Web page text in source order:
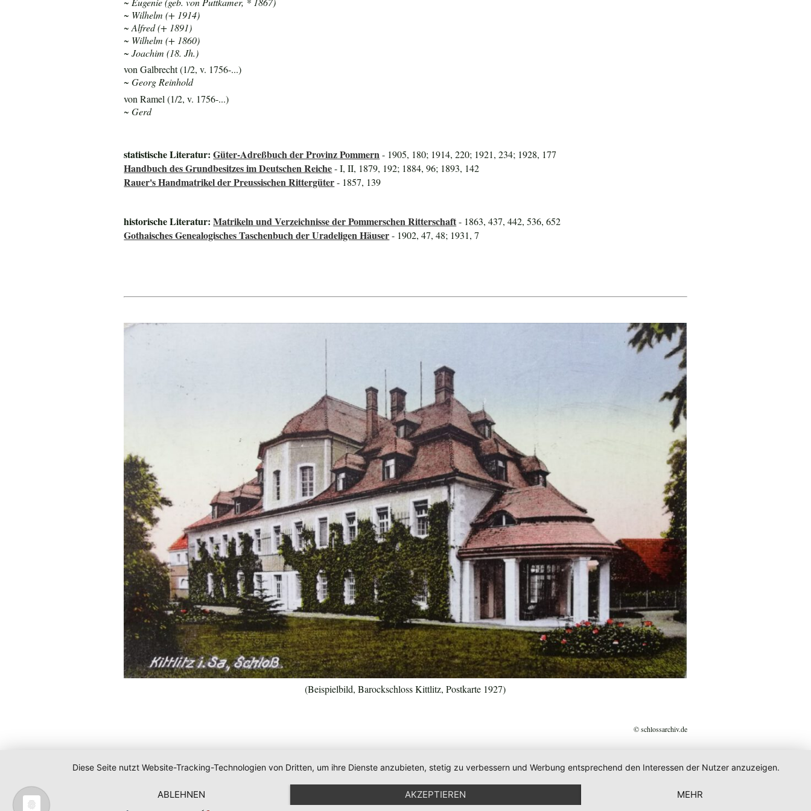
~ Wilhelm (+ 1914)
~ Alfred (+ 1891)
~ Wilhelm (+ 1860)
~ Joachim (18. Jh.)
von Galbrecht (1/2, v. 1756-...)
~ Georg Reinhold
von Ramel (1/2, v. 1756-...)
~ Gerd
statistische Literatur:Güter-Adreßbuch der Provinz Pommern - 1905, 180; 1914, 220; 1921, 234; 1928, 177
Handbuch des Grundbesitzes im Deutschen Reiche- I, II, 1879, 192; 1884, 96; 1893, 142
Rauer's Handmatrikel der Preussischen Rittergüter- 1857, 139
historische Literatur:Matrikeln und Verzeichnisse der Pommerschen Ritterschaft- 1863, 437, 442, 536, 652
Gothaisches Genealogisches Taschenbuch der Uradeligen Häuser- 1902, 47, 48; 1931, 7
(Beispielbild, Barockschloss Kittlitz, Postkarte 1927)
© schlossarchiv.de
Diese Seite nutzt Website-Tracking-Technologien von Dritten, um ihre Dienste anzubieten, stetig zu verbessern und Werbung entsprechend den Interessen der Nutzer anzuzeigen.
ABLEHNEN AKZEPTIEREN MEHR